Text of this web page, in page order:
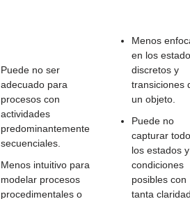
Puede no ser
adecuado para
procesos con
actividades
predominantemente
secuenciales.
Menos intuitivo para
modelar procesos
procedimentales o
Menos
en los
discretos y
transiciones
un objeto.
Puede no
capturar
los estados y
condiciones
posibles con
tanta